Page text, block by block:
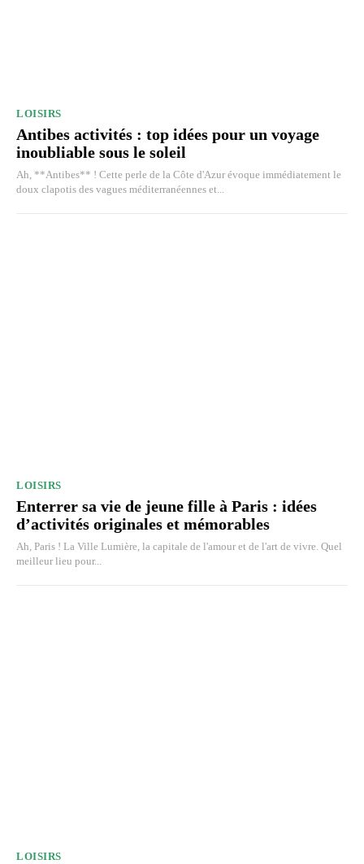
LOISIRS
Antibes activités : top idées pour un voyage
inoubliable sous le soleil
Ah, **Antibes** ! Cette perle de la Côte d'Azur évoque immédiatement le
doux clapotis des vagues méditerranéennes et...
LOISIRS
Enterrer sa vie de jeune fille à Paris : idées
d’activités originales et mémorables
Ah, Paris ! La Ville Lumière, la capitale de l'amour et de l'art de vivre. Quel
meilleur lieu pour...
LOISIRS